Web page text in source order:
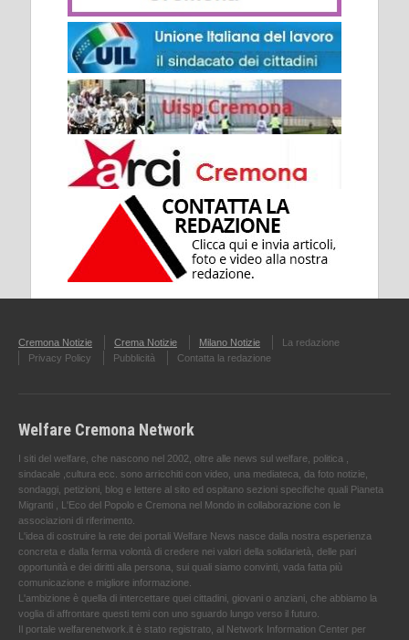
Cremona Notizie Crema Notizie Milano Notizie
La redazione
Privacy Policy
Pubblicità Contatta la redazione
Welfare Cremona Network
I siti del welfare, che nascono nel 2002, oltre alle news sul welfare, politica ,
sindacale ,cultura ecc. sono arricchiti con video, una mediateca, da foto notizie,
sondaggi, petizioni, blog e lettere al sito ed ospitano sezioni specifiche quali Pianeta
Migranti , L'Eco del Popolo e Cremona nel Mondo in collaborazione con le
associazioni di riferimento.
L'idea di costruire la rete dei portali Welfare News nasce dalla nostra esperienza
concreta e dalla ferma volontà di credere nei valori della solidarietà, delle pari
opportunità e dei diritti alla persona, sui quali siamo convinti, vada fatta più
comunicazione e migliore informazione.
L'ambizione è quella di intercettare quei cittadini, giovani o anziani, che abbiamo la
voglia di affrontare questi temi con uno sguardo lungo verso il futuro.
Il portale welfarenetwork.it è stato registrato, al Network Information Center per